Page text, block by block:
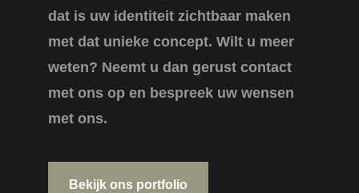
dat is uw identiteit zichtbaar maken
met dat unieke concept. Wilt u meer
weten? Neemt u dan gerust contact
met ons op en bespreek uw wensen
met ons.
Bekijk ons portfolio